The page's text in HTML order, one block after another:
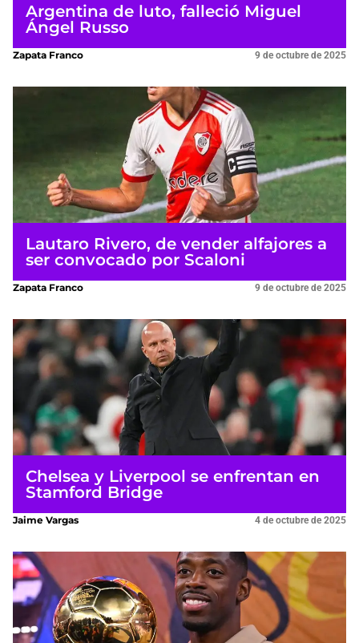
Argentina de luto, falleció Miguel
Ángel Russo
Zapata Franco 9 de octubre de 2025
Lautaro Rivero, de vender alfajores a
ser convocado por Scaloni
Zapata Franco 9 de octubre de 2025
Chelsea y Liverpool se enfrentan en
Stamford Bridge
Jaime Vargas 4 de octubre de 2025